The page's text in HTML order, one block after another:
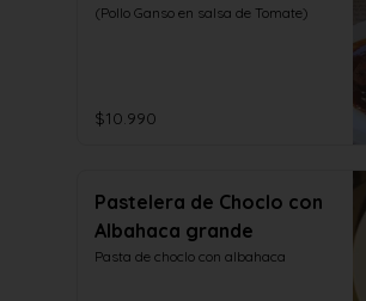
(Pollo Ganso en salsa de Tomate)
$10.990
Pastelera de Choclo con
Albahaca grande
Pasta de choclo con albahaca